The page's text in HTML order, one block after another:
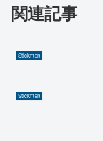
関連記事
Stickman
Stickman